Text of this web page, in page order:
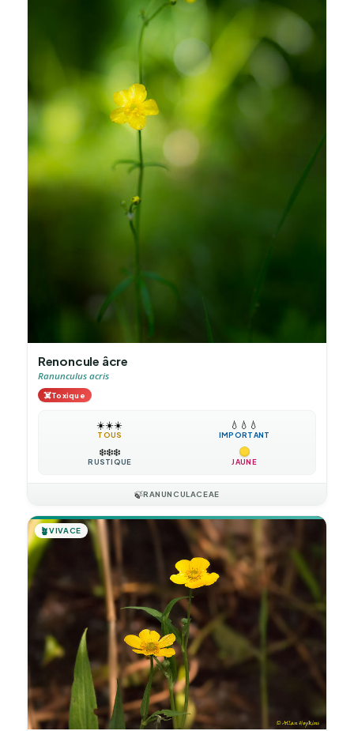
Renoncule âcre
Ranunculus acris
☠️Toxique
☀️☀️☀️
TOUS
💧 💧 💧
IMPORTANT
❄️❄️❄️
RUSTIQUE JAUNE
🍃RANUNCULACEAE
🪴VIVACE